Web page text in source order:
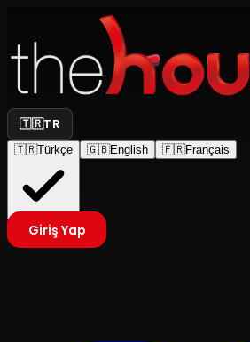
🇹🇷TR
🇹🇷Türkçe 🇬🇧English 🇫🇷Français
Giriş Yap